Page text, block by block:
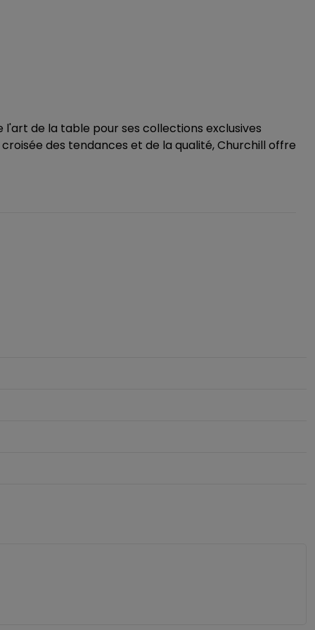
de la table pour ses collections exclusives
des tendances et de la qualité, Churchill offre